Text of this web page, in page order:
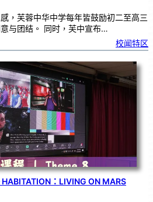
，芙蓉中华中学每年皆鼓励初二至高三
与团结。 同时，芙中宣布…
校闻特区
：LIVING ON MARS